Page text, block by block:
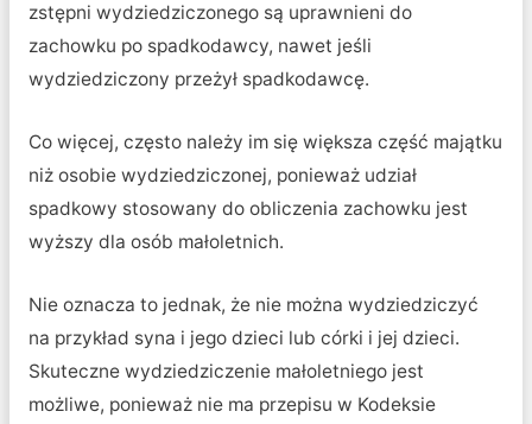
zstępni wydziedziczonego są uprawnieni do
zachowku po spadkodawcy, nawet jeśli
wydziedziczony przeżył spadkodawcę.
Co więcej, często należy im się większa część majątku
niż osobie wydziedziczonej, ponieważ udział
spadkowy stosowany do obliczenia zachowku jest
wyższy dla osób małoletnich.
Nie oznacza to jednak, że nie można wydziedziczyć
na przykład syna i jego dzieci lub córki i jej dzieci.
Skuteczne wydziedziczenie małoletniego jest
możliwe, ponieważ nie ma przepisu w Kodeksie